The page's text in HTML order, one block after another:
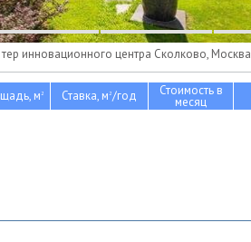
инновационного центра Сколково, Москва
м2 Ставка, м2/год Стоимость в
месяц